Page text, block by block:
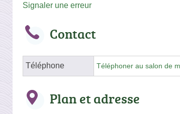
Signaler une erreur
Contact
Téléphone Téléphoner au salon de
Plan et adresse